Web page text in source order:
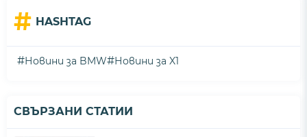
# HASHTAG
#Новини за BMW#Новини за X1
СВЪРЗАНИ СТАТИИ